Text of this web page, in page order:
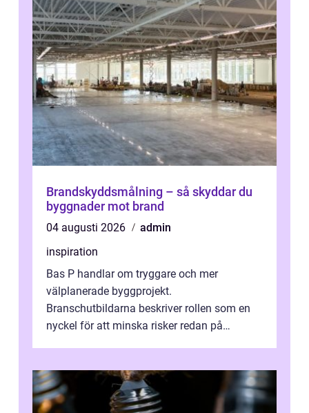
Brandskyddsmålning – så skyddar du
byggnader mot brand
04 augusti 2026
admin
inspiration
Bas P handlar om tryggare och mer
välplanerade byggprojekt.
Branschutbildarna beskriver rollen som en
nyckel för att minska risker redan på